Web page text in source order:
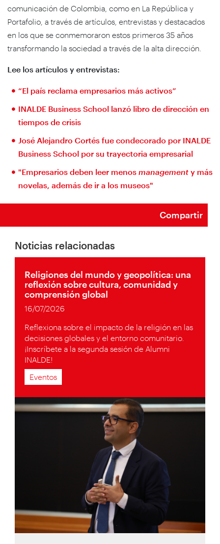
comunicación de Colombia, como en La República y
Portafolio, a través de artículos, entrevistas y destacados
en los que se conmemoraron estos primeros 35 años
transformando la sociedad a través de la alta dirección.
Lee los artículos y entrevistas:
“El país reclama empresarios más activos”
INALDE Business School lanzó libro de dirección en
tiempos de crisis
José Alejandro Cortés fue condecorado por INALDE
Business School por su trayectoria empresarial
"Empresarios deben leer menos management y más
novelas, además de ir a los museos"
Compartir
Noticias relacionadas
Religiones del mundo y geopolítica: una
reflexión sobre cultura, comunidad y
comprensión global
16/07/2026
Reflexiona sobre el impacto de la religión en las
decisiones globales y el entorno comunitario.
¡Inscríbete a la segunda sesión de Alumni
INALDE!
Eventos